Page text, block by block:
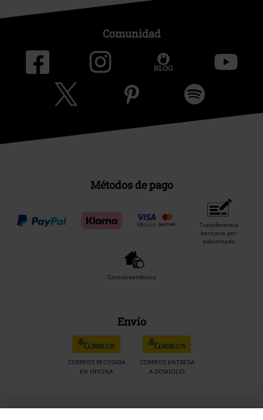
Comunidad
Métodos de pago
Transferencia
bancaria por
adelantado
Contrareembolso
Envío
CORREOS RECOGIDA
EN OFICINA
CORREOS ENTREGA
A DOMICILIO